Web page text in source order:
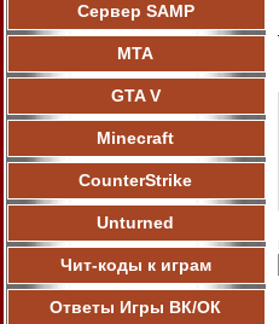
Сервер SAMP
МТА
GTA V
Minecraft
CounterStrike
Unturned
Чит-коды к играм
Ответы Игры ВК/ОК